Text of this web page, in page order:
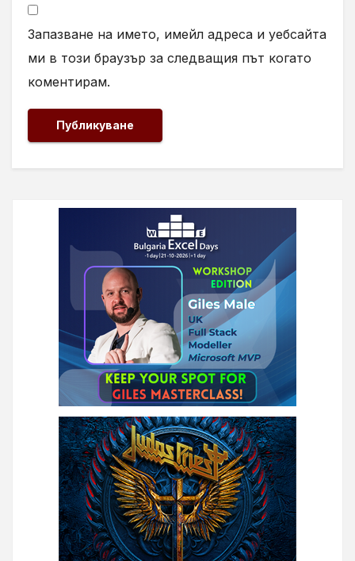
Запазване на името, имейл адреса и уебсайта
ми в този браузър за следващия път когато
коментирам.